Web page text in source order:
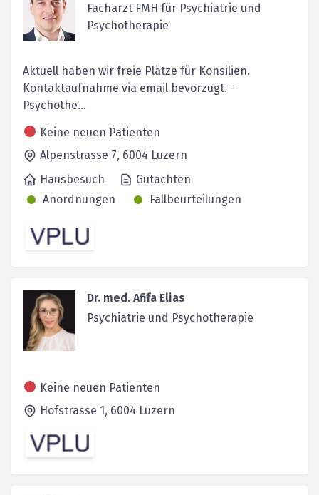
Facharzt FMH für Psychiatrie und
Psychotherapie
Aktuell haben wir freie Plätze für Konsilien.
Kontaktaufnahme via email bevorzugt. -
Psychothe...
Keine neuen Patienten
Alpenstrasse 7, 6004 Luzern
Hausbesuch
Gutachten
Anordnungen
Fallbeurteilungen
Dr. med. Afifa Elias
Psychiatrie und Psychotherapie
Keine neuen Patienten
Hofstrasse 1, 6004 Luzern